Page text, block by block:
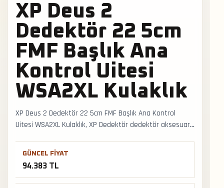
XP Deus 2
Dedektör 22 5cm
FMF Başlık Ana
Kontrol Uitesi
WSA2XL Kulaklık
XP Deus 2 Dedektör 22 5cm FMF Başlık Ana Kontrol
Uitesi WSA2XL Kulaklık, XP Dedektör dedektör aksesuarı
kulaklık veya saha ekipmanı tercihi cihazın hedef algısı,
etkileyebilir. Faturalı satış, Türkiye geneli kargo ve
mağazadan teslimat desteğiyle satış ve teslimat
GÜNCEL FIYAT
94.383 TL